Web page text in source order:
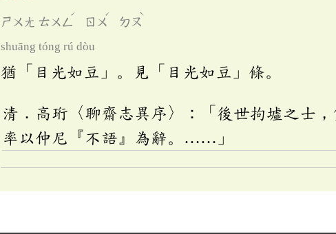
ㄕㄨㄤ ㄊㄨㄥ
ˊ
ㄖㄨ
ˊ
ㄉㄡ
ˋ
shuāng tóng rú dòu
猶「目光如豆」。見「目光如豆」條。
清．高珩〈聊齋志異序〉：「後世拘墟之士
率以仲尼『不語』為辭。……」